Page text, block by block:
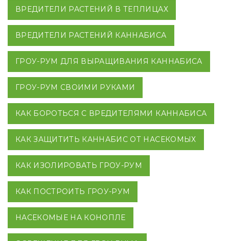
ВРЕДИТЕЛИ РАСТЕНИЙ В ТЕПЛИЦАХ
ВРЕДИТЕЛИ РАСТЕНИЙ КАННАБИСА
ГРОУ-РУМ ДЛЯ ВЫРАЩИВАНИЯ КАННАБИСА
ГРОУ-РУМ СВОИМИ РУКАМИ
КАК БОРОТЬСЯ С ВРЕДИТЕЛЯМИ КАННАБИСА
КАК ЗАЩИТИТЬ КАННАБИС ОТ НАСЕКОМЫХ
КАК ИЗОЛИРОВАТЬ ГРОУ-РУМ
КАК ПОСТРОИТЬ ГРОУ-РУМ
НАСЕКОМЫЕ НА КОНОПЛЕ